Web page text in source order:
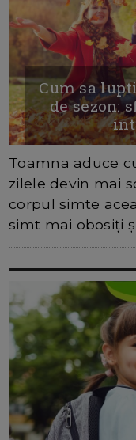
Cum sa
de sezon:
Toamna aduce
zilele devin mai
corpul simte
simt mai obosiți